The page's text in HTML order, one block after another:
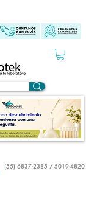
(55) 6837-2385 / 5019-4820